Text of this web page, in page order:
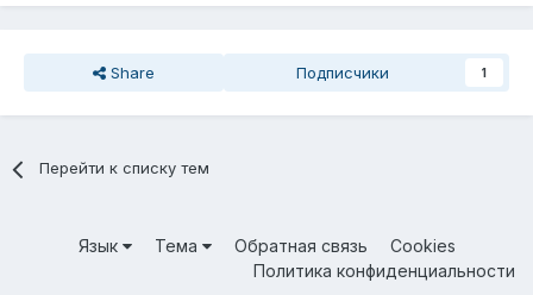
Share Подписчики 1
Перейти к списку тем
Язык Тема Обратная связь
Cookies
Политика конфиденциальности